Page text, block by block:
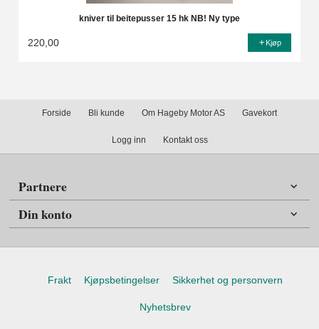
kniver til beitepusser 15 hk NB! Ny type
220,00 Kjøp
Forside Bli kunde Om Hageby Motor AS Gavekort
Logg inn Kontakt oss
Partnere
Din konto
Frakt Kjøpsbetingelser Sikkerhet og personvern
Nyhetsbrev